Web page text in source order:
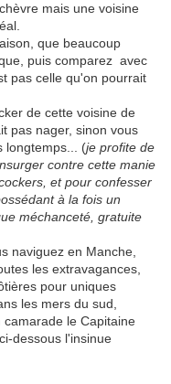
mais une voisine
que beaucoup
puis comparez avec
pas celle qu'on pourrait
de cette voisine de
pas nager, sinon vous
longtemps... (je profite de
contre cette manie
et pour confesser
à la fois un
méchanceté, gratuite
naviguez en Manche,
les extravagances,
pour uniques
les mers du sud,
le Capitaine
dessous l'insinue